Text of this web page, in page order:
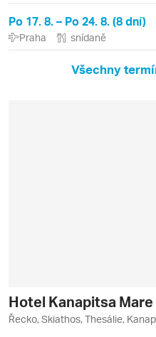
Po 17. 8. – Po 24. 8. (8 dní)
Praha snídaně
Všechny
Hotel Kanapitsa Mare
Řecko, Skiathos, Thesálie,